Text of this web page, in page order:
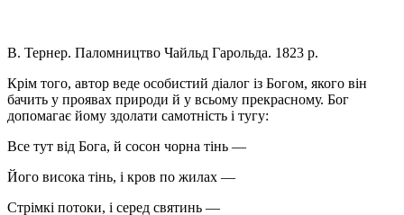
В. Тернер. Паломництво Чайльд Гарольда. 1823 р.
Крім того, автор веде особистий діалог із Богом, якого він
бачить у проявах природи й у всьому прекрасному. Бог
допомагає йому здолати самотність і тугу:
Все тут від Бога, й сосон чорна тінь —
Його висока тінь, і кров по жилах —
Стрімкі потоки, і серед святинь —